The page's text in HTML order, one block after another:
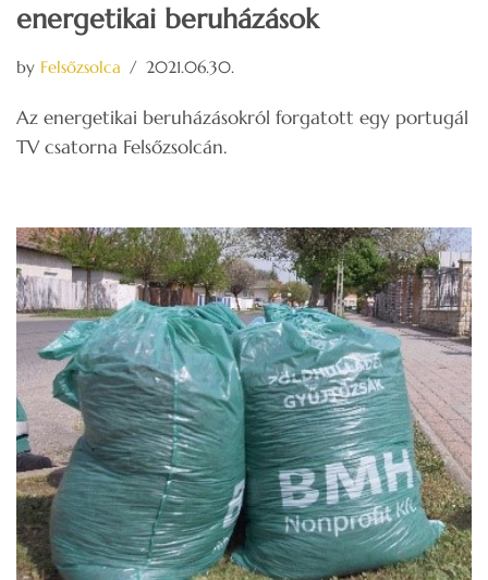
energetikai beruházások
by Felsőzsolca 2021.06.30.
Az energetikai beruházásokról forgatott egy portugál
TV csatorna Felsőzsolcán.